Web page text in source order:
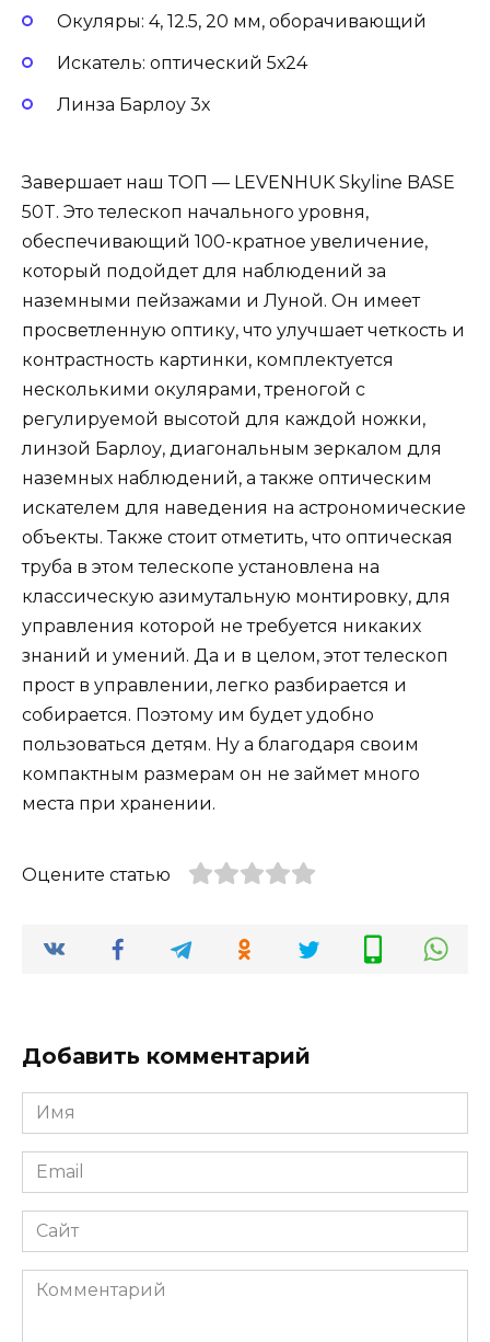
Окуляры: 4, 12.5, 20 мм, оборачивающий
Искатель: оптический 5х24
Линза Барлоу 3х
Завершает наш ТОП — LEVENHUK Skyline BASE
50T. Это телескоп начального уровня,
обеспечивающий 100-кратное увеличение,
который подойдет для наблюдений за
наземными пейзажами и Луной. Он имеет
просветленную оптику, что улучшает четкость и
контрастность картинки, комплектуется
несколькими окулярами, треногой с
регулируемой высотой для каждой ножки,
линзой Барлоу, диагональным зеркалом для
наземных наблюдений, а также оптическим
искателем для наведения на астрономические
объекты. Также стоит отметить, что оптическая
труба в этом телескопе установлена на
классическую азимутальную монтировку, для
управления которой не требуется никаких
знаний и умений. Да и в целом, этот телескоп
прост в управлении, легко разбирается и
собирается. Поэтому им будет удобно
пользоваться детям. Ну а благодаря своим
компактным размерам он не займет много
места при хранении.
Оцените статью
Добавить комментарий
Имя
Email
Сайт
Комментарий